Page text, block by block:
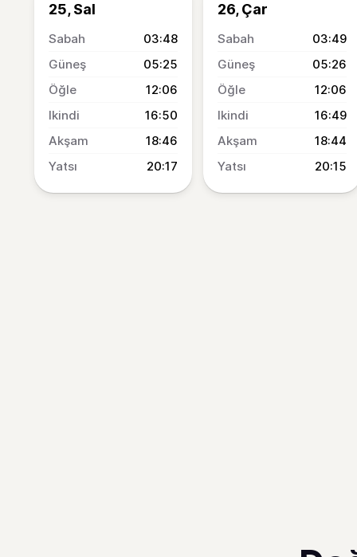
25, Sal
03:48
05:25
12:06
16:50
18:46
20:17
26, Çar
03:49
05:26
12:06
16:49
18:44
20:15